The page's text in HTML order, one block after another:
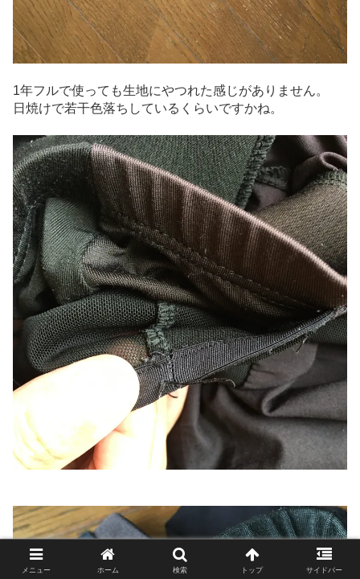
1年フルで使っても生地にやつれた感じがありません。
日焼けで若干色落ちしているくらいですかね。
メニュー ホーム 検索 トップ サイドバー